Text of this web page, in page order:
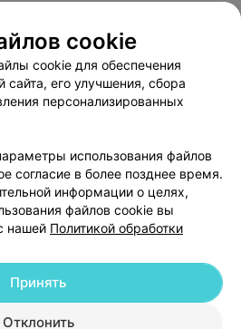
Способы оплаты
Партнеры
руководителю 103.by
персональных данных
191700409
| 220012, Республика Беларусь,
cookie
cookie для обеспечения
сайта, его улучшения, сбора
персонализированных
использования файлов
согласие в более позднее время.
информации о целях,
файлов cookie вы
нашей Политикой обработки
Отклонить
Принять